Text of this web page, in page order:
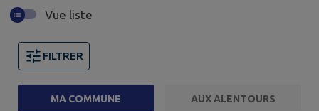
Vue liste
FILTRER
MA COMMUNE AUX ALENTOURS